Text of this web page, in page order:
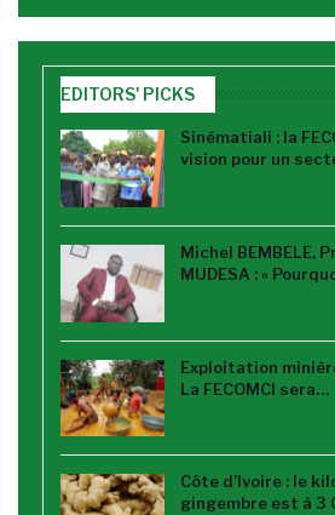
EDITORS' PICKS
Sinématiali : la
vision pour un
Michel BEMBELE,
MUDESA : «
Exploitation
La FECOMCI sera…
Côte d’Ivoire : le
gingembre est à 3